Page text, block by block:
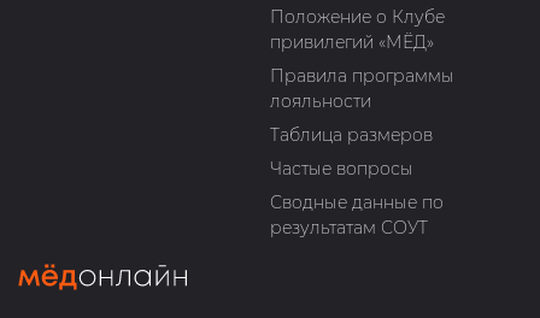
Положение о Клубе
привилегий «МЁД»
Правила программы
лояльности
Таблица размеров
Частые вопросы
Сводные данные по
результатам СОУТ